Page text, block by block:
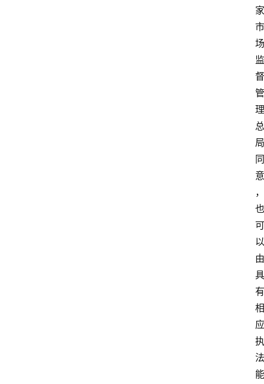
家
市
场
监
督
管
理
总
局
同
意
，
也
可
以
由
具
有
相
应
执
法
能